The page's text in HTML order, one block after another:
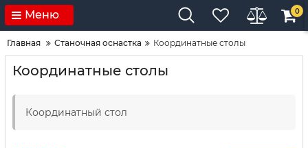
Меню 0
Главная Станочная оснастка Координатные столы
Координатные столы
Координатный стол